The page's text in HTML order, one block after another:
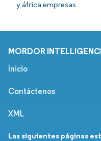
y áfrica empresas
MORDOR
Inicio
Contáctenos
XML
Las siguientes páginas